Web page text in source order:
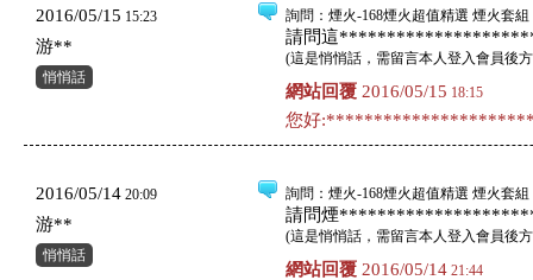
2016/05/15 15:23
游**
悄悄話
詢問 ：煙火-168煙火超值精選 煙火套
請問這
(這是悄悄話，需留言本人登入會員後
網站回覆 2016/05/15 18:15
您好
2016/05/14 20:09
游**
悄悄話
詢問 ：煙火-168煙火超值精選 煙火套
請問煙
(這是悄悄話，需留言本人登入會員後
網站回覆 2016/05/14 21:44